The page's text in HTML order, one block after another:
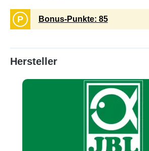
P Bonus-Punkte: 85
Hersteller